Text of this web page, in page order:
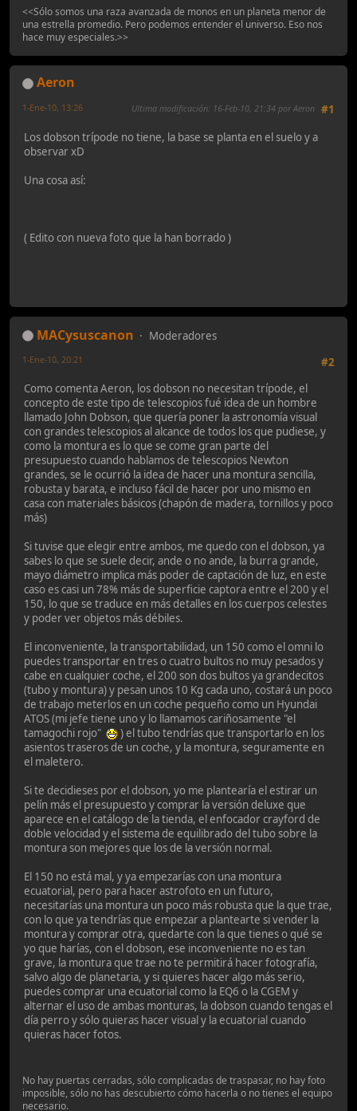
<<Sólo somos una raza avanzada de monos en un planeta menor de
una estrella promedio. Pero podemos entender el universo. Eso nos
hace muy especiales.>>
Aeron
#1
1-Ene-10, 13:26 Ultima modificación: 16-Feb-10, 21:34 por Aeron
Los dobson trípode no tiene, la base se planta en el suelo y a
observar xD
Una cosa así:
( Edito con nueva foto que la han borrado )
MACysuscanon
Moderadores
#2
1-Ene-10, 20:21
Como comenta Aeron, los dobson no necesitan trípode, el
concepto de este tipo de telescopios fué idea de un hombre
llamado John Dobson, que quería poner la astronomía visual
con grandes telescopios al alcance de todos los que pudiese, y
como la montura es lo que se come gran parte del
presupuesto cuando hablamos de telescopios Newton
grandes, se le ocurrió la idea de hacer una montura sencilla,
robusta y barata, e incluso fácil de hacer por uno mismo en
casa con materiales básicos (chapón de madera, tornillos y poco
más)
Si tuvise que elegir entre ambos, me quedo con el dobson, ya
sabes lo que se suele decir, ande o no ande, la burra grande,
mayo diámetro implica más poder de captación de luz, en este
caso es casi un 78% más de superficie captora entre el 200 y el
150, lo que se traduce en más detalles en los cuerpos celestes
y poder ver objetos más débiles.
El inconveniente, la transportabilidad, un 150 como el omni lo
puedes transportar en tres o cuatro bultos no muy pesados y
cabe en cualquier coche, el 200 son dos bultos ya grandecitos
(tubo y montura) y pesan unos 10 Kg cada uno, costará un poco
de trabajo meterlos en un coche pequeño como un Hyundai
ATOS (mi jefe tiene uno y lo llamamos cariñosamente "el
tamagochi rojo"
) el tubo tendrías que transportarlo en los
asientos traseros de un coche, y la montura, seguramente en
el maletero.
Si te decidieses por el dobson, yo me plantearía el estirar un
pelín más el presupuesto y comprar la versión deluxe que
aparece en el catálogo de la tienda, el enfocador crayford de
doble velocidad y el sistema de equilibrado del tubo sobre la
montura son mejores que los de la versión normal.
El 150 no está mal, y ya empezarías con una montura
ecuatorial, pero para hacer astrofoto en un futuro,
necesitarías una montura un poco más robusta que la que trae,
con lo que ya tendrías que empezar a plantearte si vender la
montura y comprar otra, quedarte con la que tienes o qué se
yo que harías, con el dobson, ese inconveniente no es tan
grave, la montura que trae no te permitirá hacer fotografía,
salvo algo de planetaria, y si quieres hacer algo más serio,
puedes comprar una ecuatorial como la EQ6 o la CGEM y
alternar el uso de ambas monturas, la dobson cuando tengas el
día perro y sólo quieras hacer visual y la ecuatorial cuando
quieras hacer fotos.
No hay puertas cerradas, sólo complicadas de traspasar, no hay foto
imposible, sólo no has descubierto cómo hacerla o no tienes el equipo
necesario.